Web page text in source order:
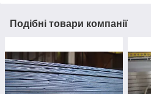
Подібні товари компанії